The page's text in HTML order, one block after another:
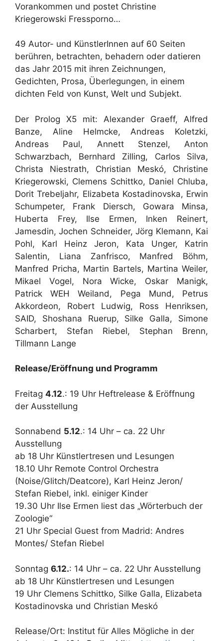
Vorankommen und postet Christine
Kriegerowski Fressporno…
49 Autor- und KünstlerInnen auf 60 Seiten
berühren, betrachten, behadern oder datieren
das Jahr 2015 mit ihren Zeichnungen,
Gedichten, Prosa, Überlegungen, in einem
dichten Feld von Kunst, Welt und Subjekt.
Der Prolog X5 mit: Alexander Graeff, Alfred
Banze, Aline Helmcke, Andreas Koletzki,
Andreas Paul, Annett Stenzel, Anton
Schwarzbach, Bernhard Zilling, Carlos Silva,
Christa Niestrath, Christian Meskó, Christine
Kriegerowski, Clemens Schittko, Daniel Chluba,
Dorit Trebeljahr, Elizabeta Kostadinovska, Erwin
Schumpeter, Frank Diersch, Gowara Minsa,
Huberta Frey, Ilse Ermen, Inken Reinert,
Jamesdin, Jochen Schneider, Jörg Klemann, Kai
Pohl, Karl Heinz Jeron, Kata Unger, Katrin
Salentin, Liana Zanfrisco, Manfred Böhm,
Manfred Pricha, Martin Bartels, Martina Weiler,
Mikael Vogel, Nora Wicke, Oskar Manigk,
Patrick WEH Weiland, Pega Mund, Petrus
Akkordeon, Robert Ludwig, Ross Henriksen,
SAID, Shoshana Ruerup, Silke Galla, Simone
Scharbert, Stefan Riebel, Stephan Brenn,
Tillmann Lange
Release/Eröffnung und Programm
Freitag 4.12.: 19 Uhr Heftrelease & Eröffnung
der Ausstellung
Sonnabend 5.12.: 14 Uhr – ca. 22 Uhr
Ausstellung
ab 18 Uhr Künstlertresen und Lesungen
18.10 Uhr Remote Control Orchestra
(Noise/Glitch/Deatcore), Karl Heinz Jeron/
Stefan Riebel, inkl. einiger Kinder
19.30 Uhr Ilse Ermen liest das „Wörterbuch der
Zoologie“
21 Uhr Special Guest from Madrid: Andres
Montes/ Stefan Riebel
Sonntag 6.12.: 14 Uhr – ca. 22 Uhr Ausstellung
ab 18 Uhr Künstlertresen und Lesungen
19 Uhr Clemens Schittko, Silke Galla, Elizabeta
Kostadinovska und Christian Meskó
Release/Ort: Institut für Alles Mögliche in der